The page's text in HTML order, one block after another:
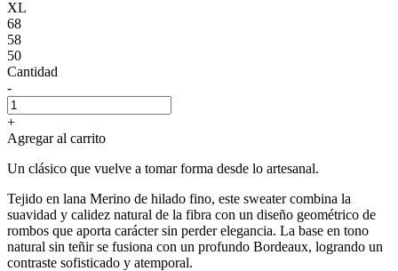
XL
68
58
50
Cantidad
-
+
Agregar al carrito
Un clásico que vuelve a tomar forma desde lo artesanal.
Tejido en lana Merino de hilado fino, este sweater combina la
suavidad y calidez natural de la fibra con un diseño geométrico de
rombos que aporta carácter sin perder elegancia. La base en tono
natural sin teñir se fusiona con un profundo Bordeaux, logrando un
contraste sofisticado y atemporal.